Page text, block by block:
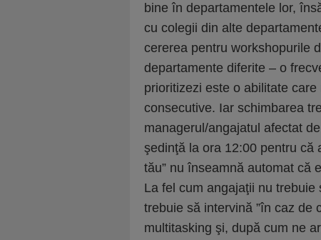
bine în departamentele lor,
cu colegii din alte
cererea pentru workshopurile
departamente diferite – o
prioritizezi este o abilitate
consecutive. Iar schimbarea
managerul/angajatul afectat
şedinţă la ora 12:00 pentru că
tău” nu înseamnă automat că
La fel cum angajaţii nu
trebuie să intervină ”în caz de
multitasking şi, după cum ne